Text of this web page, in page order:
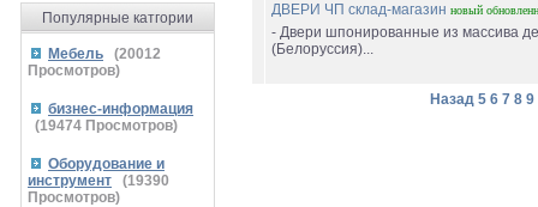
Популярные катгории
Мебель (20012
Просмотров)
бизнес-информация
(19474 Просмотров)
Оборудование и
инструмент
(19390
Просмотров)
ДВЕРИ ЧП склад-магазин новый
- Двери шпонированные из массива
(Белоруссия)...
Назад 5 6 7 8 9